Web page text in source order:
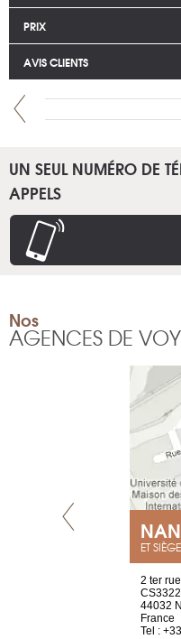
PRIX
AVIS CLIENTS
UN SEUL NUMÉRO DE
APPELS
Nos
AGENCES DE
ET
2 ter
44032
France
Tel :